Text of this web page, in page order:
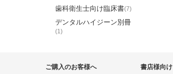
歯科衛生士向け臨床書(7)
デンタルハイジーン別冊
(1)
ご購入のお客様へ 書店様向け